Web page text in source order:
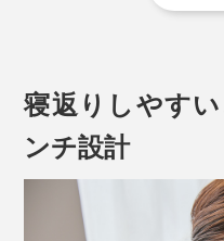
私が、3回買い替えて、
も、高さ5cm以上ありま
『PRO-8（プロハチ）
に、どうして“低め3セン
寝返りしやす
ンチ設計